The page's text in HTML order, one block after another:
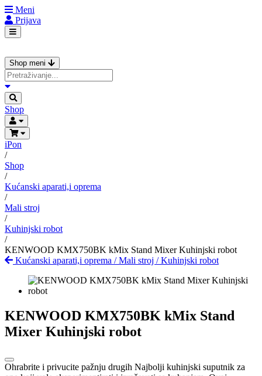
Meni
Prijava
Shop meni
Shop
iPon
/
Shop
/
Kućanski aparati,i oprema
/
Mali stroj
/
Kuhinjski robot
/
KENWOOD KMX750BK kMix Stand Mixer Kuhinjski robot
Kućanski aparati,i oprema /Mali stroj /Kuhinjski robot
KENWOOD KMX750BK kMix Stand
Mixer Kuhinjski robot
Ohrabrite i privucite pažnju drugih Najbolji kuhinjski suputnik za